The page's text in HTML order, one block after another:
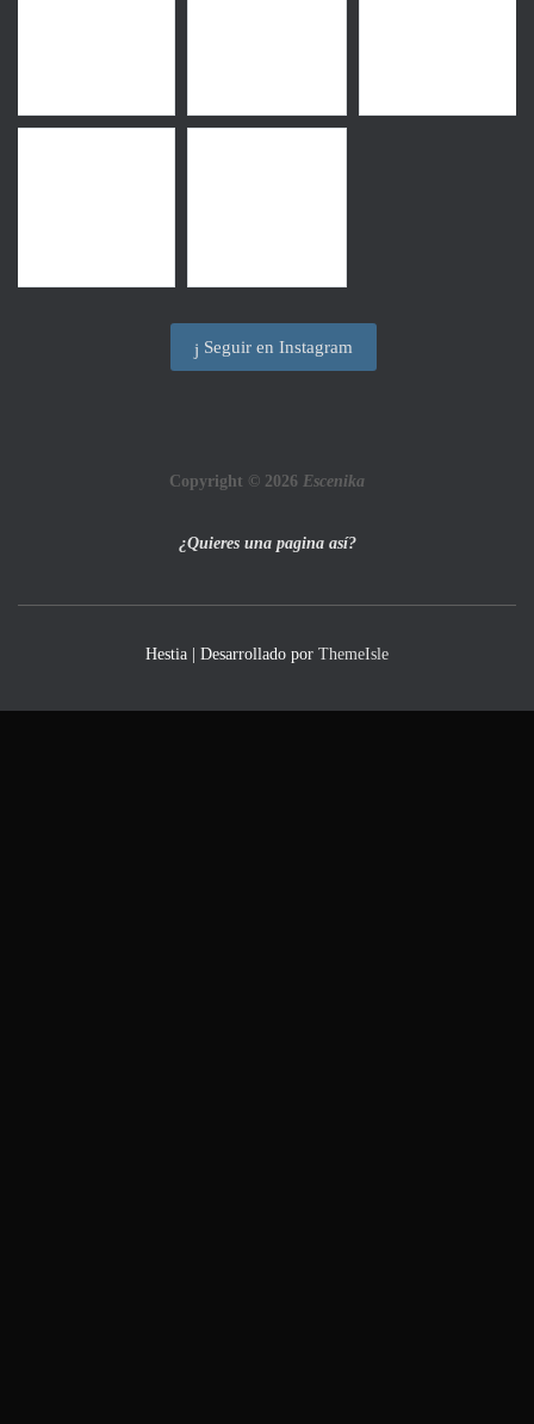
Seguir en Instagram
Copyright © 2026 Escenika
¿Quieres una pagina así?
Hestia | Desarrollado por ThemeIsle